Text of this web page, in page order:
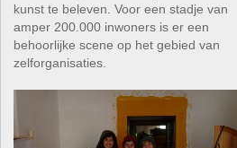
kunst te beleven. Voor een stadje van
amper 200.000 inwoners is er een
behoorlijke scene op het gebied van
zelforganisaties.